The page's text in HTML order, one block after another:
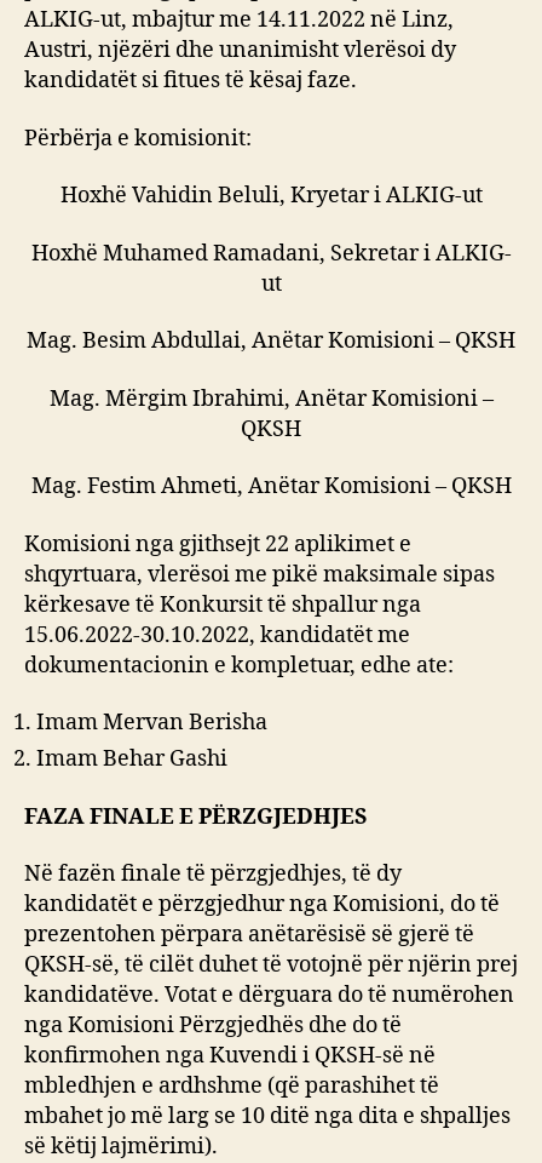
ALKIG-ut, mbajtur me 14.11.2022 në Linz,
Austri, njëzëri dhe unanimisht vlerësoi dy
kandidatët si fitues të kësaj faze.
Përbërja e komisionit:
Hoxhë Vahidin Beluli, Kryetar i ALKIG-ut
Hoxhë Muhamed Ramadani, Sekretar i ALKIG-
ut
Mag. Besim Abdullai, Anëtar Komisioni – QKSH
Mag. Mërgim Ibrahimi, Anëtar Komisioni –
QKSH
Mag. Festim Ahmeti, Anëtar Komisioni – QKSH
Komisioni nga gjithsejt 22 aplikimet e
shqyrtuara, vlerësoi me pikë maksimale sipas
kërkesave të Konkursit të shpallur nga
15.06.2022-30.10.2022, kandidatët me
dokumentacionin e kompletuar, edhe ate:
Imam Mervan Berisha
Imam Behar Gashi
FAZA FINALE E PËRZGJEDHJES
Në fazën finale të përzgjedhjes, të dy
kandidatët e përzgjedhur nga Komisioni, do të
prezentohen përpara anëtarësisë së gjerë të
QKSH-së, të cilët duhet të votojnë për njërin prej
kandidatëve. Votat e dërguara do të numërohen
nga Komisioni Përzgjedhës dhe do të
konfirmohen nga Kuvendi i QKSH-së në
mbledhjen e ardhshme (që parashihet të
mbahet jo më larg se 10 ditë nga dita e shpalljes
së këtij lajmërimi).